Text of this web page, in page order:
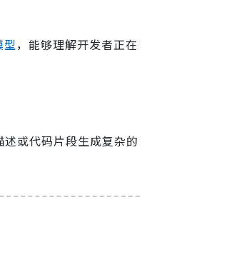
型，能够理解开发者正在
或代码片段生成复杂的